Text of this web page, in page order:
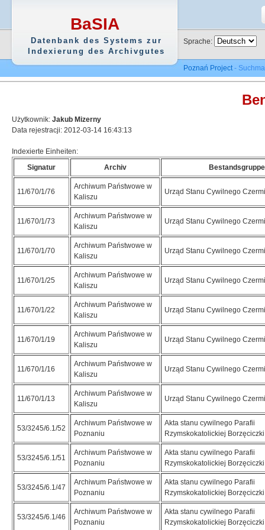
BaSIA
Datenbank des Systems zur
Indexierung des Archivgutes
Sprache:
Poznań Project-
Użytkownik: Jakub Mizerny
Data rejestracji: 2012-03-14 16:43:13
Indexierte Einheiten:
Signatur
Archiv Bestandsgruppe
11/670/1/76
Archiwum Państwowe w
Kaliszu
Urząd Stanu Cywilnego
11/670/1/73
Archiwum Państwowe w
Kaliszu
Urząd Stanu Cywilnego
11/670/1/70
Archiwum Państwowe w
Kaliszu
Urząd Stanu Cywilnego
11/670/1/25
Archiwum Państwowe w
Kaliszu
Urząd Stanu Cywilnego
11/670/1/22
Archiwum Państwowe w
Kaliszu
Urząd Stanu Cywilnego
11/670/1/19
Archiwum Państwowe w
Kaliszu
Urząd Stanu Cywilnego
11/670/1/16
Archiwum Państwowe w
Kaliszu
Urząd Stanu Cywilnego
11/670/1/13
Archiwum Państwowe w
Kaliszu
Urząd Stanu Cywilnego
53/3245/6.1/52
Archiwum Państwowe w
Poznaniu
Akta stanu cywilnego Parafii
Rzymskokatolickiej Borzęciczki
53/3245/6.1/51
Archiwum Państwowe w
Poznaniu
Akta stanu cywilnego Parafii
Rzymskokatolickiej Borzęciczki
53/3245/6.1/47
Archiwum Państwowe w
Poznaniu
Akta stanu cywilnego Parafii
Rzymskokatolickiej Borzęciczki
53/3245/6.1/46
Archiwum Państwowe w
Poznaniu
Akta stanu cywilnego Parafii
Rzymskokatolickiej Borzęciczki